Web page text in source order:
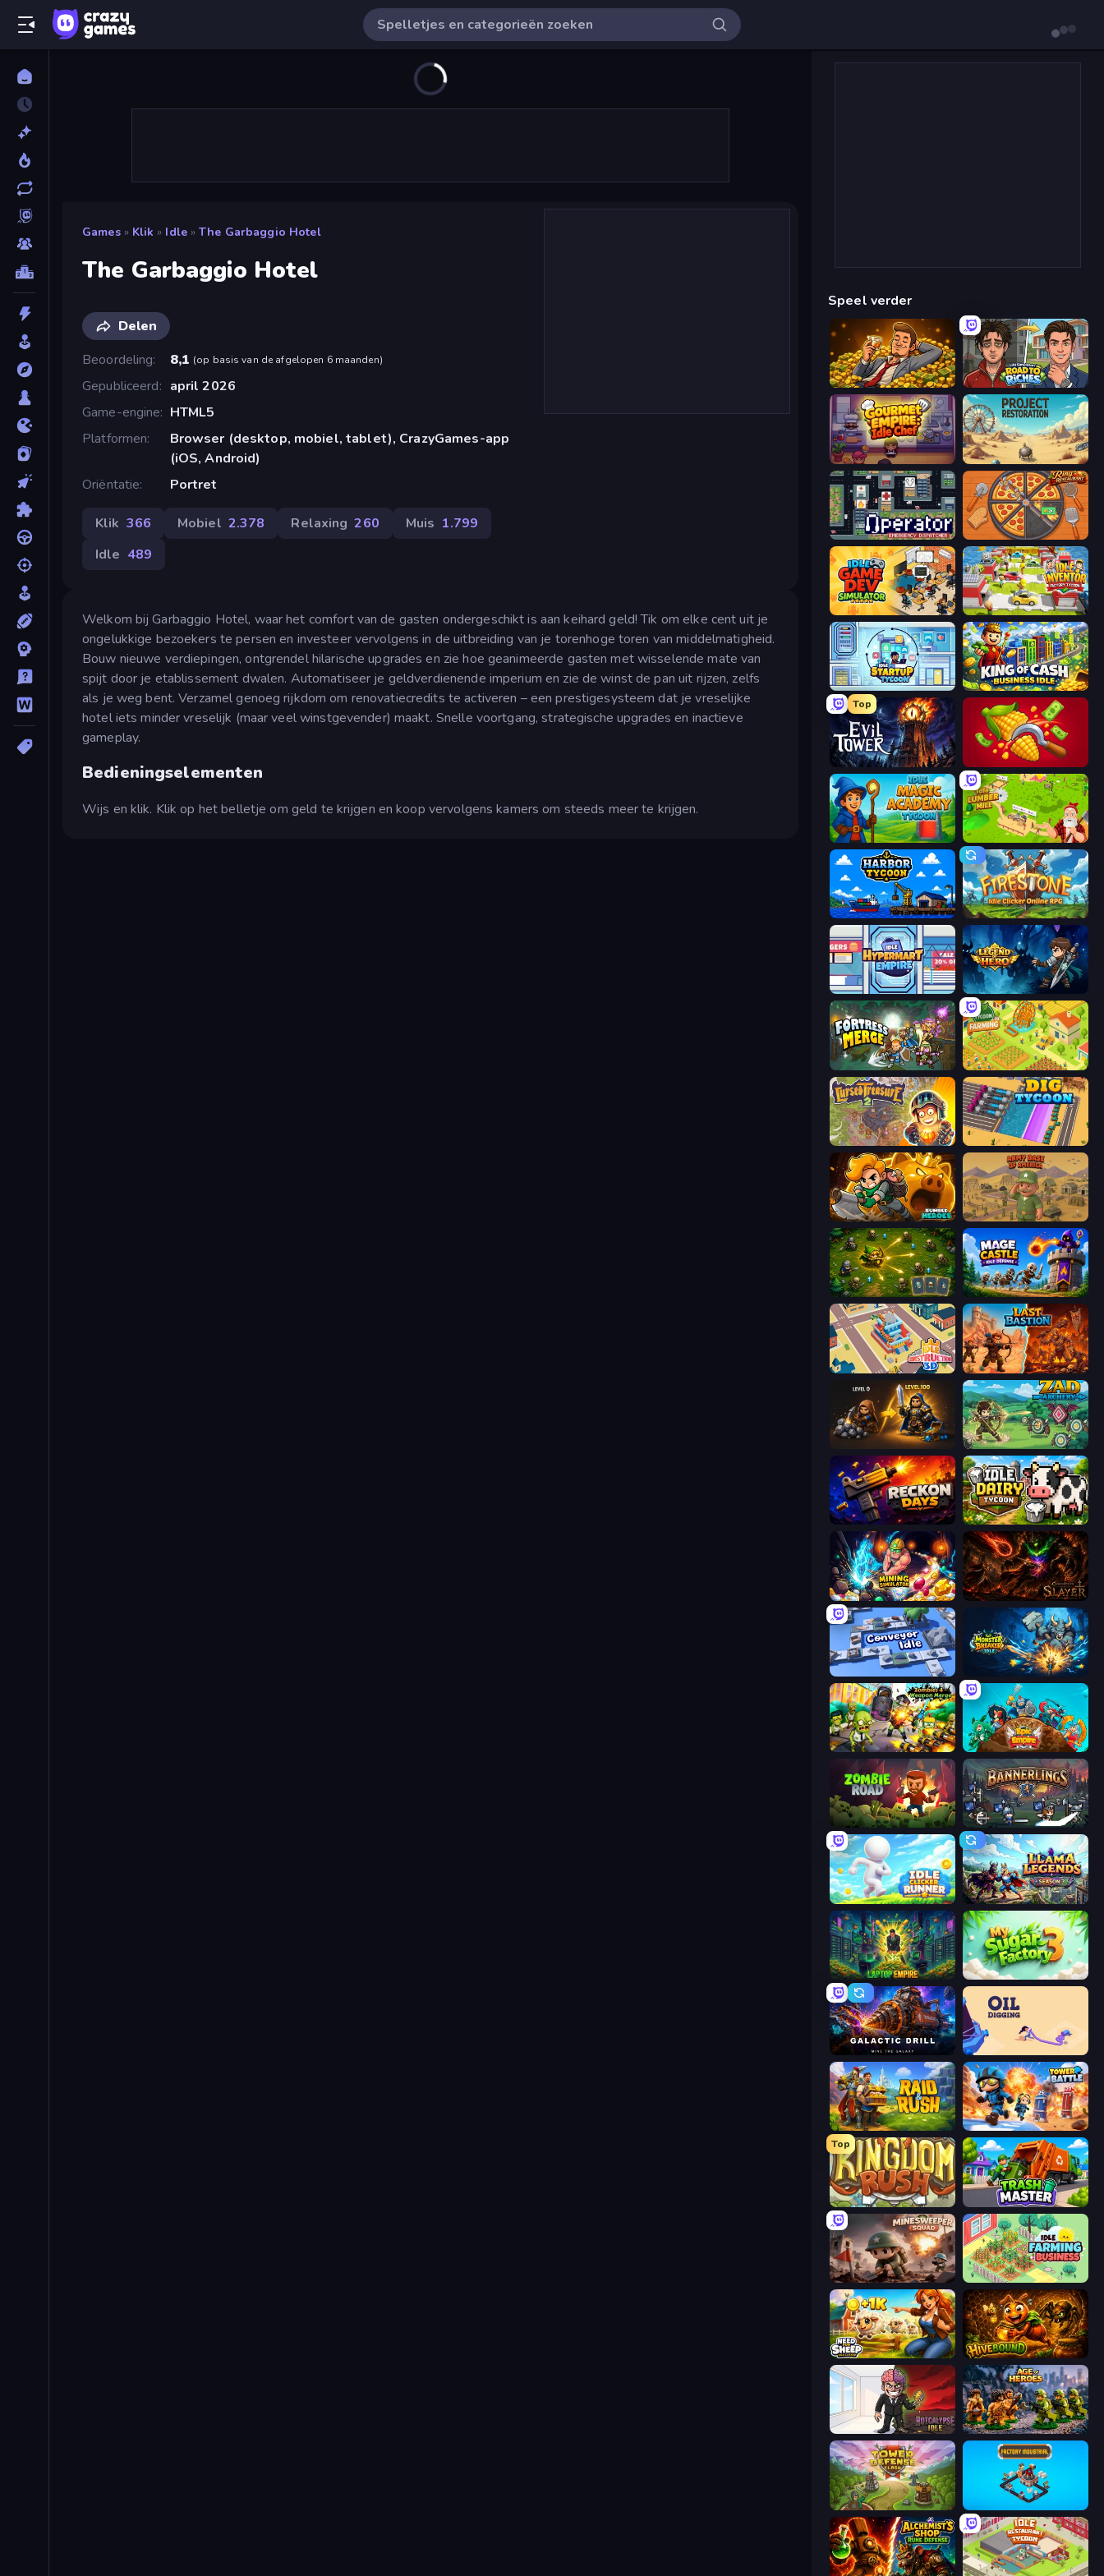
Games » Klik » Idle » The Garbaggio Hotel
The Garbaggio Hotel
Delen
Beoordeling
8,1 (op basis van de afgelopen 6 maanden)
Gepubliceerd
april 2026
Game-engine
HTML5
Platformen
Browser (desktop, mobiel, tablet), CrazyGames-app
(iOS, Android)
Oriëntatie
Portret
Klik 366 Mobiel 2.378 Relaxing 260 Muis 1.799
Idle 489
Welkom bij Garbaggio Hotel, waar het comfort van de gasten ondergeschikt is aan keihard geld! Tik om elke cent uit je
ongelukkige bezoekers te persen en investeer vervolgens in de uitbreiding van je torenhoge toren van middelmatigheid.
Bouw nieuwe verdiepingen, ontgrendel hilarische upgrades en zie hoe geanimeerde gasten met wisselende mate van
spijt door je etablissement dwalen. Automatiseer je geldverdienende imperium en zie de winst de pan uit rijzen, zelfs
als je weg bent. Verzamel genoeg rijkdom om renovatiecredits te activeren – een prestigesysteem dat je vreselijke
hotel iets minder vreselijk (maar veel winstgevender) maakt. Snelle voortgang, strategische upgrades en inactieve
gameplay.
Bedieningselementen
Wijs en klik. Klik op het belletje om geld te krijgen en koop vervolgens kamers om steeds meer te krijgen.
Speel verder
Idle Billionaire Tycoon Life Simulator: Road to Riches
Gourmet Empire: Idle Chef Project Restoration
Operator: Emergency Dispatcher Ring Restaurant
Idle Game Dev Simulator Idle Inventor
Idle Startup Tycoon King of Cash Business Idle
Top
Evil Tower Farm-51: Secret Harvest
Idle Magic Academy Tycoon Idle Lumber Mill
Harbor Tycoon Firestone – Idle Clicker Online RPG
Idle Hypermart Empire Legend of Hero
Fortress Merge Farming Tycoon 3D
Cursed Treasure 2 Dig Tycoon
Rumble Heroes Army Base Of America
Tiny Ranger Mage Castle Idle Defense
Idle Construction 3D Last Bastion
Gothic Story RPG Zad Archery - Demo
Reckon Days Idle Dairy Tycoon
Mining Simulator Chronicles of Slayer
Conveyor Idle Monster Breaker Idle
Zombies 4 Weapon Merge Epic Empire: Tower Defense
Zombie Road Bannerlings
Idle Clicker Runner Llama Legends
Laptop Empire My Sugar Factory 3
Galactic Drill Oil Digging
Raid & Rush Tower Battle
Top
Kingdom Rush Trash Master
Minesweeper Squad Idle Farming Business
Need for Sheep: Idle Clicker Hivebound
Rotcalypse: Idle Incremental Age of Heroes
Tower Defense Clash Factory Industrial